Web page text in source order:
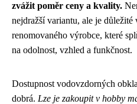
zvážit poměr ceny a kvality.
nejdražší variantu, ale je důležité
renomovaného výrobce, které
na odolnost, vzhled a funkčnost.
Dostupnost vodovzdorných
dobrá. Lze je zakoupit v hobby